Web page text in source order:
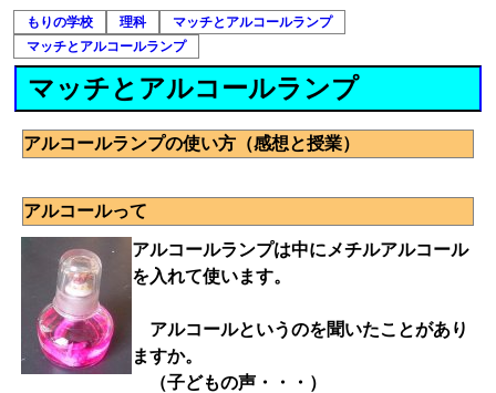
もりの学校 理科
マッチとアルコールランプ
マッチとアルコールランプ
マッチとアルコールランプ
アルコールランプの使い方（感想と授業）
アルコールって
アルコールランプは中にメチルアルコール
を入れて使います。
アルコールというのを聞いたことがあり
ますか。
（子どもの声・・・）